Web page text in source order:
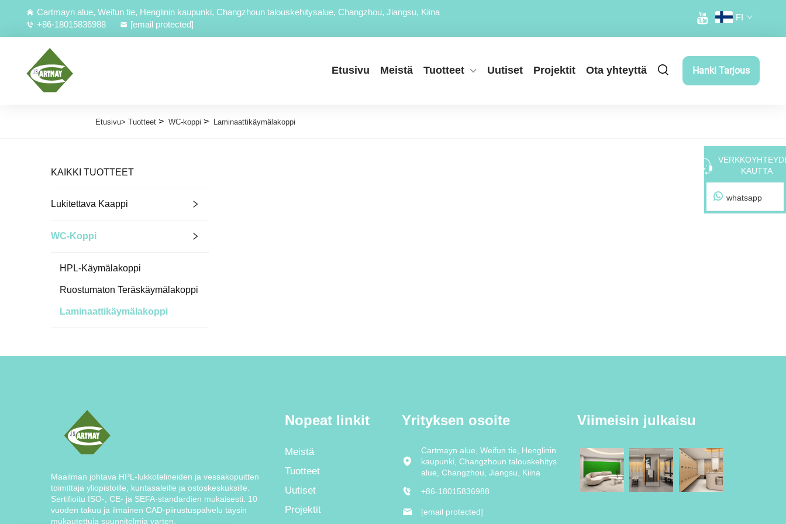
Cartmayn alue, Weifun tie, Henglinin kaupunki, Changzhoun talouskehitysalue, Changzhou, Jiangsu, Kiina
+86-18015836988
[email protected]
FI
Etusivu Meistä Tuotteet Uutiset Projektit Ota yhteyttä Hanki Tarjous
Etusivu> Tuotteet> WC-koppi > Laminaattikäymälakoppi
KAIKKI TUOTTEET
Lukitettava Kaappi
WC-Koppi
HPL-Käymälakoppi
Ruostumaton Teräskäymälakoppi
Laminaattikäymälakoppi
KAUTTA
whatsapp
Maailman johtava HPL-lukkotelineiden ja vessakopuitten
toimittaja yliopistoille, kuntasaleille ja ostoskeskuksille.
Sertifioitu ISO-, CE- ja SEFA-standardien mukaisesti. 10
vuoden takuu ja ilmainen CAD-piirustuspalvelu täysin
mukautettuja suunnitelmia varten.
Nopeat linkit
Meistä
Tuotteet
Uutiset
Projektit
Yrityksen osoite
Cartmayn alue, Weifun tie, Henglinin
kaupunki, Changzhoun talouskehitys
alue, Changzhou, Jiangsu, Kiina
+86-18015836988
[email protected]
Viimeisin julkaisu